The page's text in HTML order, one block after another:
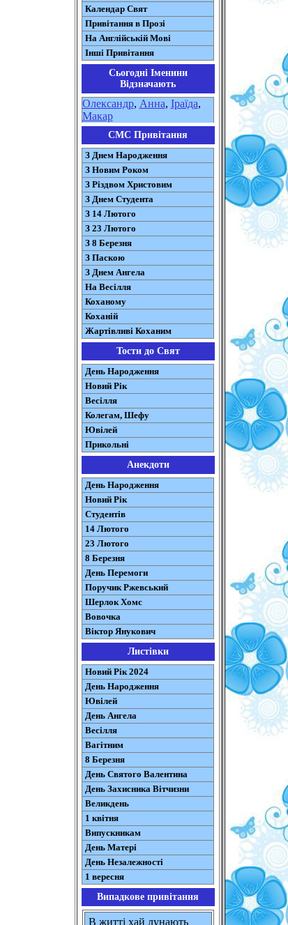
Календар Свят
Привітання в Прозі
На Англійській Мові
Інші Привітання
Сьогодні Іменини
Відзначають
Олександр, Анна, Іраїда,
Макар
СМС Привітання
З Днем Народження
З Новим Роком
З Різдвом Христовим
З Днем Студента
З 14 Лютого
З 23 Лютого
З 8 Березня
З Паскою
З Днем Ангела
На Весілля
Коханому
Коханій
Жартівливі Коханим
Тости до Свят
День Народження
Новий Рік
Весілля
Колегам, Шефу
Ювілей
Прикольні
Анекдоти
День Народження
Новий Рік
Студентів
14 Лютого
23 Лютого
8 Березня
День Перемоги
Поручик Ржевський
Шерлок Хомс
Вовочка
Віктор Янукович
Листівки
Новий Рік 2024
День Народження
Ювілей
День Ангела
Весілля
Вагітним
8 Березня
День Святого Валентина
День Захисника Вітчизни
Великдень
1 квітня
Випускникам
День Матері
День Незалежності
1 вересня
Випадкове привітання
В житті хай лунають